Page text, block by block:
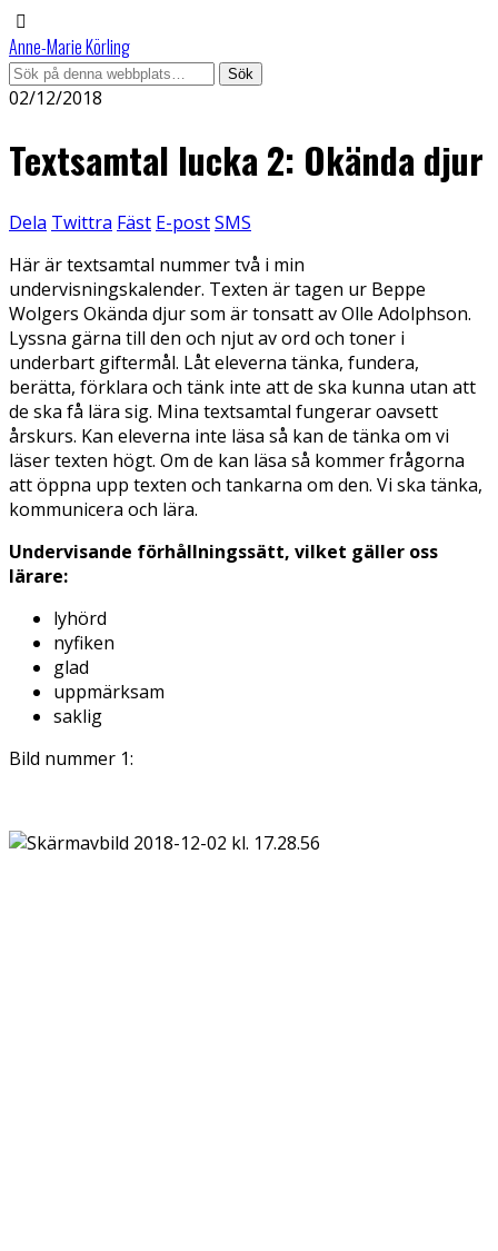
Anne-Marie Körling
02/12/2018
Textsamtal lucka 2: Okända djur
Dela Twittra Fäst E-postSMS
Här är textsamtal nummer två i min
undervisningskalender. Texten är tagen ur Beppe
Wolgers Okända djur som är tonsatt av Olle Adolphson.
Lyssna gärna till den och njut av ord och toner i
underbart giftermål. Låt eleverna tänka, fundera,
berätta, förklara och tänk inte att de ska kunna utan att
de ska få lära sig. Mina textsamtal fungerar oavsett
årskurs. Kan eleverna inte läsa så kan de tänka om vi
läser texten högt. Om de kan läsa så kommer frågorna
att öppna upp texten och tankarna om den. Vi ska tänka,
kommunicera och lära.
Undervisande förhållningssätt, vilket gäller oss
lärare:
lyhörd
nyfiken
glad
uppmärksam
saklig
Bild nummer 1: